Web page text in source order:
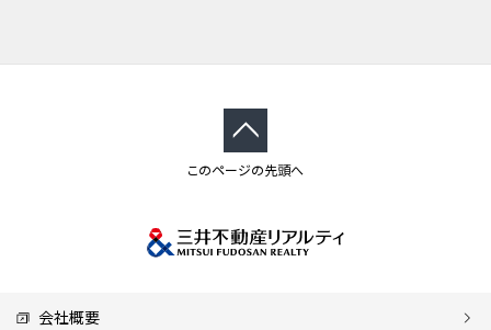
このページの先頭へ
会社概要